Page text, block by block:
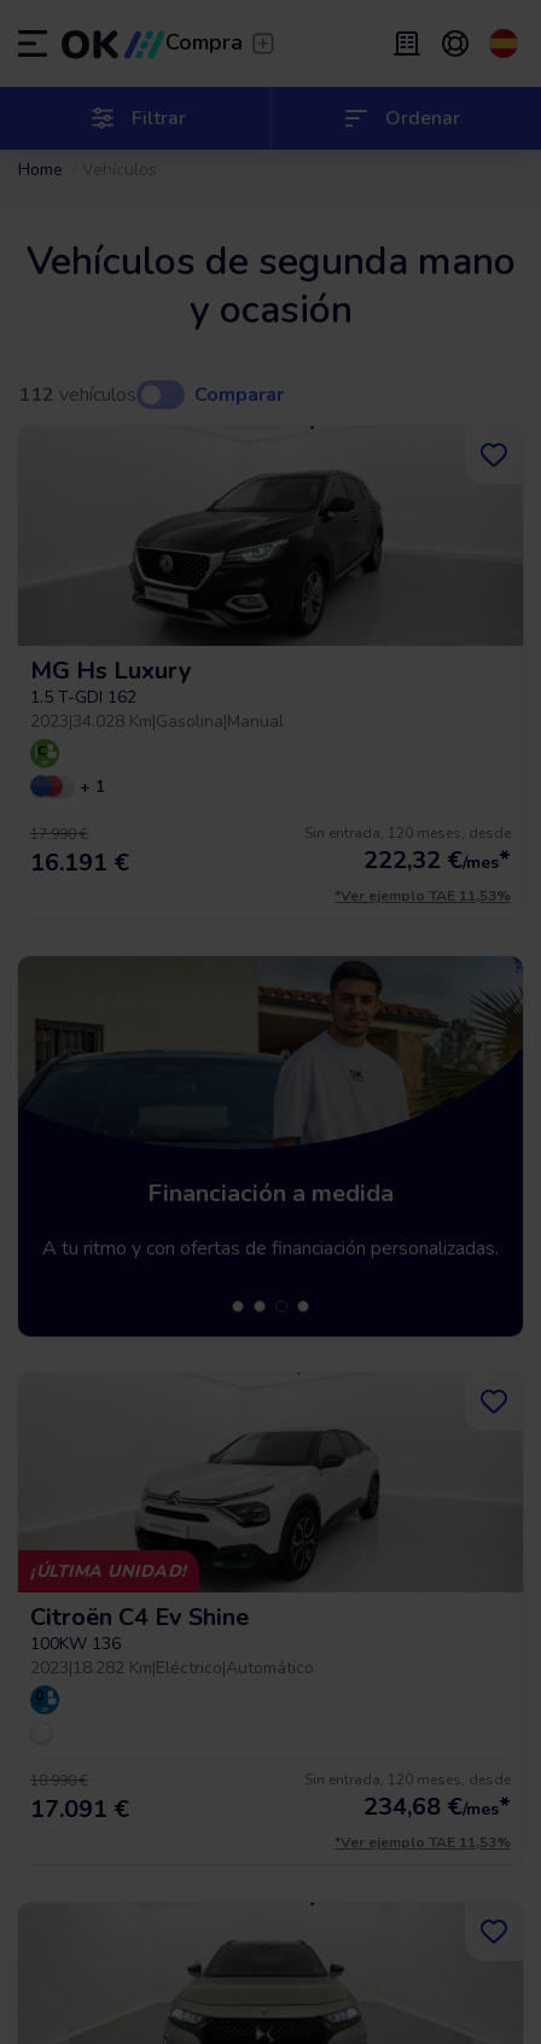
Compra
Transfer/ Deja que te lleven
Renting flexible De 2 a 9 meses
Filtrar Ordenar
Español (ES)
EN English (UK)
Home Vehículos
Vehículos de segunda mano
y ocasión
112 vehículos Comparar
MG Hs Luxury
1.5 T-GDI 162
2023|34.028 Km|Gasolina|Manual
+ 1
17.990 €
16.191 €
Sin entrada, 120 meses, desde
222,32 €/mes*
*Ver ejemplo TAE 11,53%
Garantía Premium hasta 5 años
Te ofrecemos una garantía de hasta 60 meses.
¡ÚLTIMA UNIDAD!
Citroën C4 Ev Shine
100KW 136
2023|18.282 Km|Eléctrico|Automático
18.990 €
17.091 €
Sin entrada, 120 meses, desde
234,68 €/mes*
*Ver ejemplo TAE 11,53%